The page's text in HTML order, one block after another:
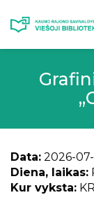
Data: 2026-
Diena, laikas:
Kur vyksta: